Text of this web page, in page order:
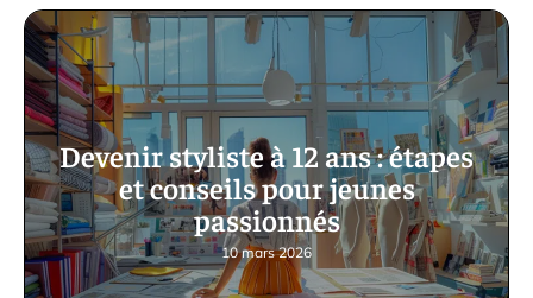
Devenir styliste à 12 ans : étapes
et conseils pour jeunes
passionnés
10 mars 2026